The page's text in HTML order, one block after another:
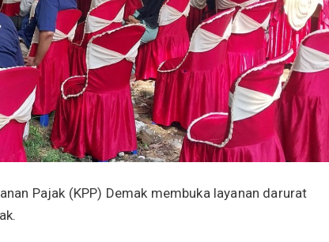
Pajak (KPP) Demak membuka layanan darurat